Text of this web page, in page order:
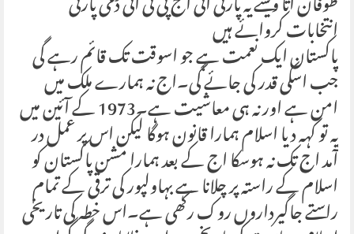
انتخابات کروائے ہیں
پاکستان ایک نعمت ہے جو اسوقت تک قائم رہے گی
جب اسکی قدر کی جائے گی۔اج نہ ہمارے ملک میں
امن ہے اور نہ ہی معاشیت ہے۔1973 کے آئین میں
یہ تو کہہ دیا اسلام ہمارا قانون ہوگا لیکن اس پر عمل در
آمد اج تک نہ ہوسکا اج کے بعد ہمارا مشن پاکستان کو
اسلام کے راستہ پر چلانا ہے بہاولپور کی ترقی کے تمام
راستے جاگیرداروں روک رکھی ہے۔اس خطہ کی تاریخی